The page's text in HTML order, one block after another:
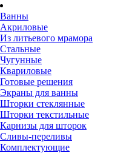
Ванны
Акриловые
Из литьевого мрамора
Стальные
Чугунные
Квариловые
Готовые решения
Экраны для ванны
Шторки стеклянные
Шторки текстильные
Карнизы для шторок
Сливы-переливы
Комплектующие